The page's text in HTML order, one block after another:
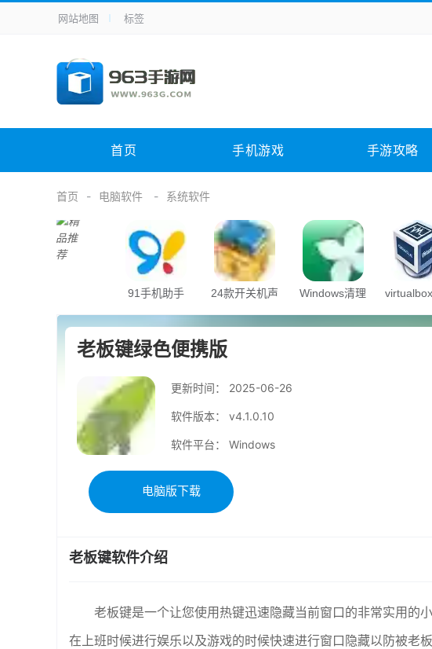
手机应用
手机游戏 体育竞技
电脑软件 其它类别 图形软件 安全相关
未分类 综合其它
网站地图 标签
首页 手机游戏 手游攻略
首页 电脑软件 系统软件
91手机助手
24款开关机声
Windows清理
老板键绿色便携版
更新时间： 2025-06-26
软件版本： v4.1.0.10
软件平台： Windows
电脑版下载
老板键软件介绍
老板键是一个让您使用热键迅速隐藏当前窗口的非常实用的
在上班时候进行娱乐以及游戏的时候快速进行窗口隐藏以防被老板